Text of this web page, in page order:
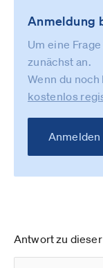
Anmeldung
Um eine
zunächst an.
Wenn du
kostenlos
Anmelden
Antwort zu